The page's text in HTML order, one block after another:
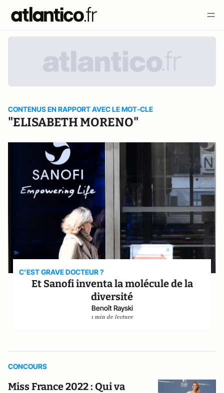
CONTENUS EN RAPPORT AVEC LE MOT-CLE
"ELISABETH MORENO"
C’EST GRAVE DOCTEUR ?
Et Sanofi inventa la molécule de la
diversité
Benoît Rayski
1 min de lecture
CONCOURS
Miss France 2022 : Qui va